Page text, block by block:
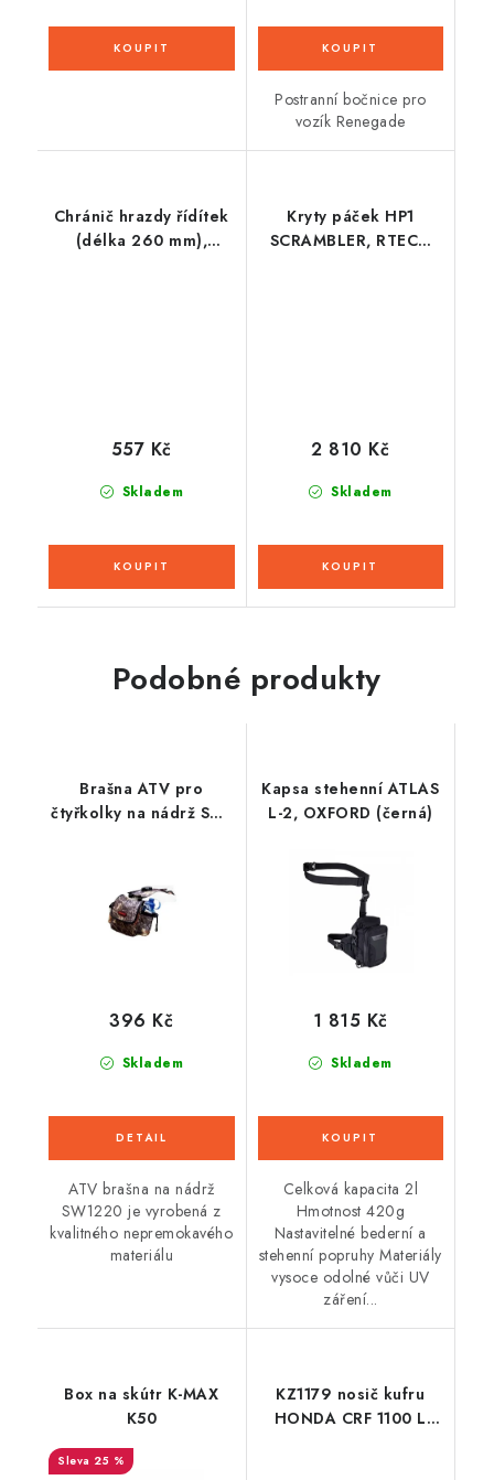
Postranní bočnice pro
vozík Renegade
Chránič hrazdy řídítek
(délka 260 mm),
Skladem
557 Kč
Kryty páček HP1
SCRAMBLER, RTECH
Skladem
2 810 Kč
Podobné produkty
Brašna ATV pro
čtyřkolky na nádrž SW-
Skladem
396 Kč
ATV brašna na nádrž
SW1220 je vyrobená z
kvalitného nepremokavého
materiálu
Kapsa stehenní ATLAS
L-2, OXFORD (černá)
Skladem
1 815 Kč
Celková kapacita 2l
Hmotnost 420g
Nastavitelné bederní a
stehenní popruhy Materiály
vysoce odolné vůči UV
záření...
Box na skútr K-MAX
K50
25 %
KZ1179 nosič kufru
HONDA CRF 1100 L